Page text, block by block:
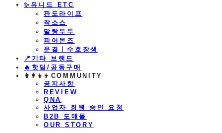
​✨유니드 ETC
판도라이프
착소스
말랑두두
피어몬즈
운결ㅣ수호장생
📍기타 브랜드
🔥핫딜/공동구매
👩‍👩‍👦‍👦COMMUNITY
공지사항
REVIEW
QNA
사업자 회원 승인 요청
B2B 도매몰
OUR STORY